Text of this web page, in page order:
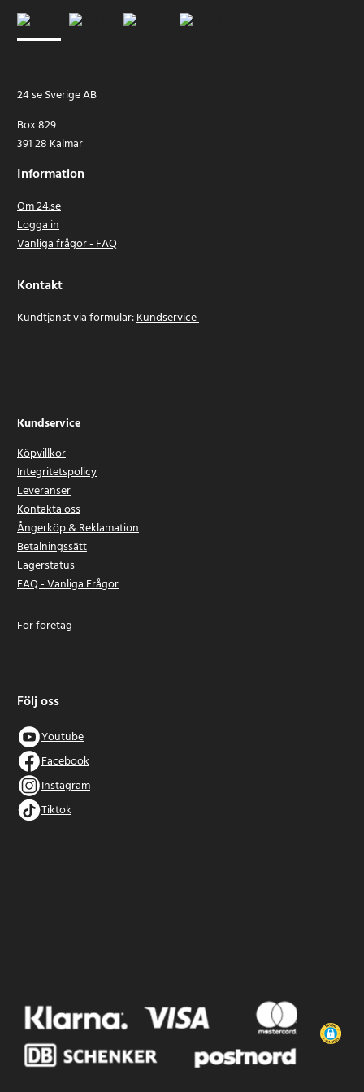
24 se Sverige AB
Box 829
391 28 Kalmar
Information
Om 24.se
Logga in
Vanliga frågor - FAQ
Kontakt
Kundtjänst via formulär:Kundservice
Kundservice
Köpvillkor
Integritetspolicy
Leveranser
Kontakta oss
Ångerköp & Reklamation
Betalningssätt
Lagerstatus
FAQ - Vanliga Frågor
För företag
Följ oss
Youtube
Facebook
Instagram
Tiktok